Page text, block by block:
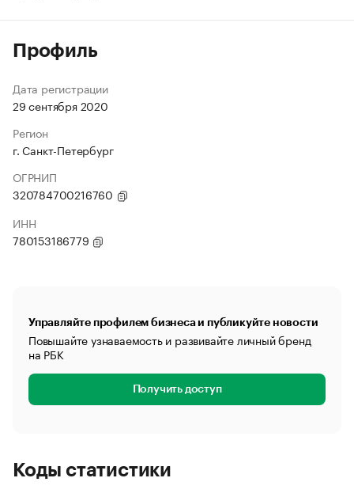
Профиль
Дата регистрации
29 сентября 2020
Регион
г. Санкт-Петербург
ОГРНИП
320784700216760
ИНН
780153186779
Управляйте профилем бизнеса и публикуйте новости
Повышайте узнаваемость и развивайте личный бренд
на РБК
Получить доступ
Коды статистики